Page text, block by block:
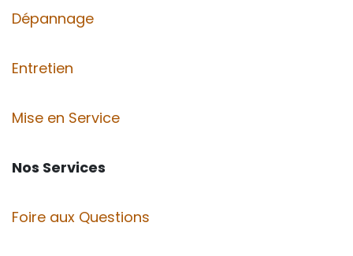
Dépannage
Entretien
Mise en Service
Nos Services
Foire aux Questions